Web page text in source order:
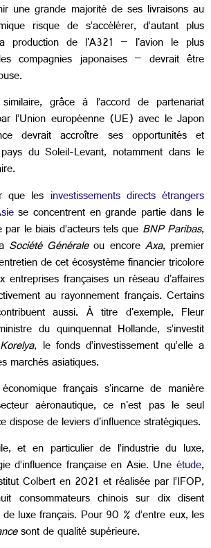
une grande majorité de ses livraisons au
risque de s’accélérer, d’autant plus
production de l'A321 – l'avion le plus
compagnies japonaises – devrait être
grâce à l’accord de partenariat
l’Union européenne (UE) avec le Japon
devrait accroître ses opportunités et
du Soleil-Levant, notamment dans le
que les investissements directs étrangers
se concentrent en grande partie dans le
le biais d’acteurs tels que BNP Paribas,
Société Généraleou encore Axa, premier
de cet écosystème financier tricolore
entreprises françaises un réseau d'affaires
au rayonnement français. Certains
aussi. À titre d'exemple, Fleur
du quinquennat Hollande, s’investit
Korelya, le fonds d’investissement qu’elle a
marchés asiatiques.
français s'incarne de manière
aéronautique, ce n'est pas le seul
dispose de leviers d'influence stratégiques.
et en particulier de l’industrie du luxe,
d’influence française en Asie. Une étude,
Colbert en 2021 et réalisée par l’IFOP,
consommateurs chinois sur dix disent
luxe français. Pour 90 % d’entre eux, les
sont de qualité supérieure.